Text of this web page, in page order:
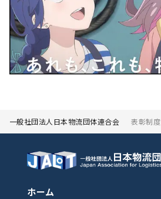
一般社団法人日本物流団体連合会 表彰制度
ホーム